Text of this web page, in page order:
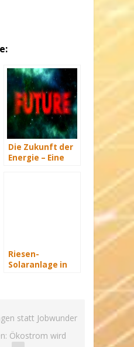
Die Zukunft der
Energie – Eine
Riesen-
Solaranlage in
statt Jobwunder
Ökostrom wird